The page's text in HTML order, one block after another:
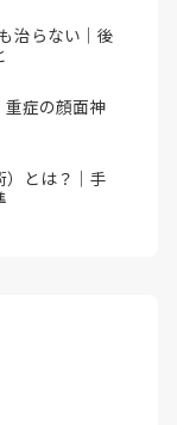
治らない｜後
重症の顔面神
）とは？｜手